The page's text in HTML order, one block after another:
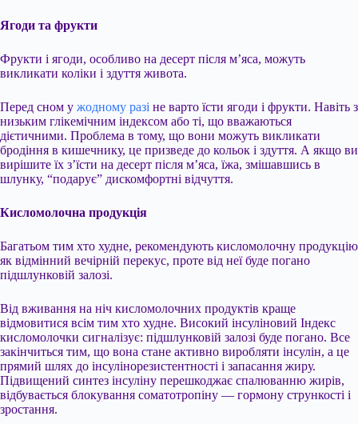
Ягоди та фрукти
Фрукти і ягоди, особливо на десерт після м’яса, можуть
викликати коліки і здуття живота.
Перед сном у жодному разі не варто їсти ягоди і фрукти. Навіть з
низьким глікемічним індексом або ті, що вважаються
дієтичними. Проблема в тому, що вони можуть викликати
бродіння в кишечнику, це призведе до кольок і здуття. А якщо ви
вирішите їх з’їсти на десерт після м’яса, їжа, змішавшись в
шлунку, “подарує” дискомфортні відчуття.
Кисломолочна продукція
Багатьом тим хто худне, рекомендують кисломолочну продукцію
як відмінний вечірній перекус, проте від неї буде погано
підшлунковій залозі.
Від вживання на ніч кисломолочних продуктів краще
відмовитися всім тим хто худне. Високий інсуліновий Індекс
кисломолочки сигналізує: підшлунковій залозі буде погано. Все
закінчиться тим, що вона стане активно виробляти інсулін, а це
прямий шлях до інсулінорезистентності і запасання жиру.
Підвищений синтез інсуліну перешкоджає спалюванню жирів,
відбувається блокування соматотропіну — гормону стрункості і
зростання.